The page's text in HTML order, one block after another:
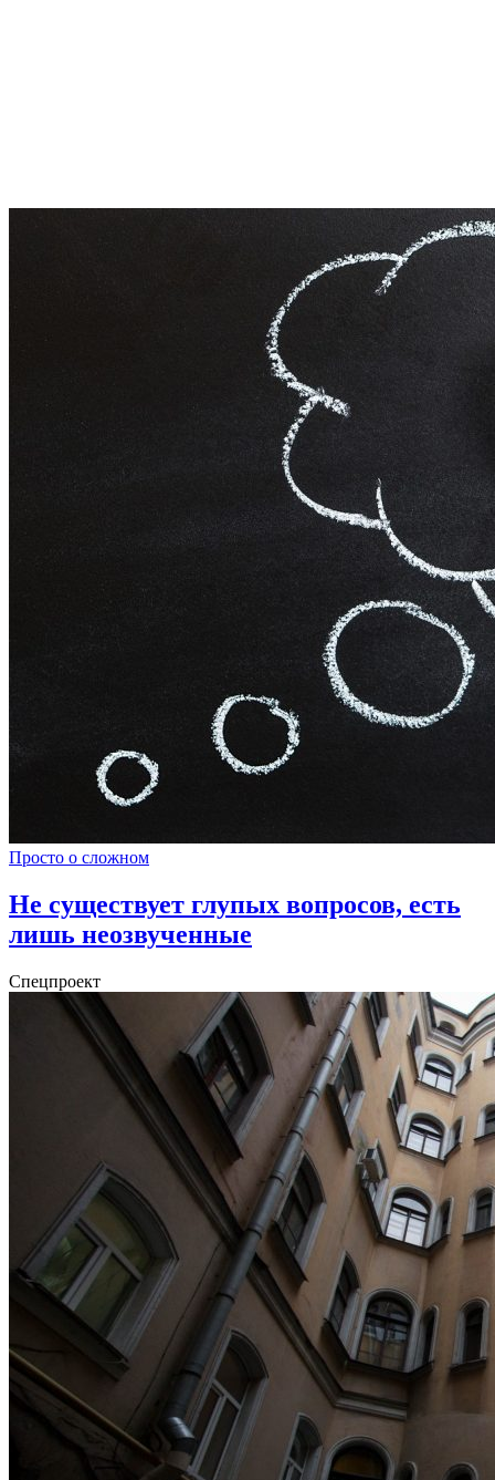
Просто о сложном
Не существует глупых вопросов, есть
лишь неозвученные
Спецпроект